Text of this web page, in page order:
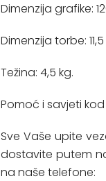
Dimenzija grafike:
Dimenzija torbe: 11,5
Težina: 4,5 kg.
Pomoć i savjeti
Sve Vaše upite
dostavite putem
na naše telefone: